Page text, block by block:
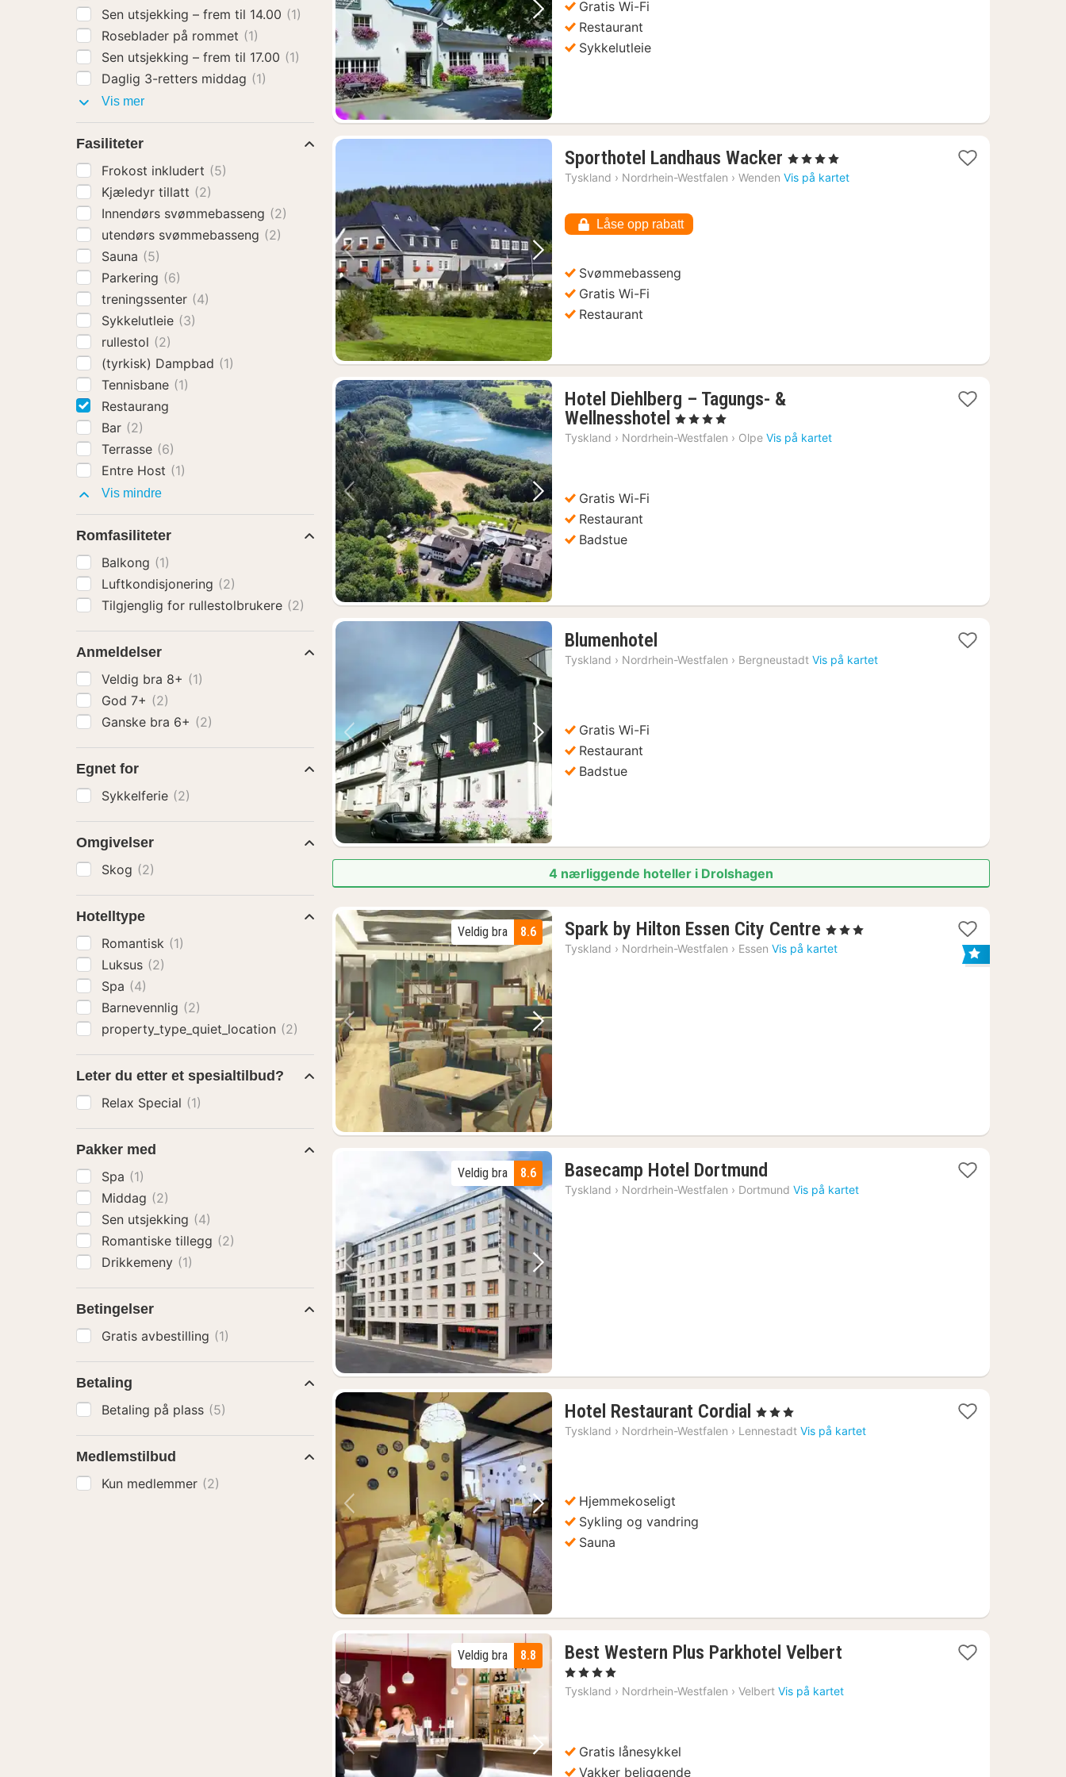
Forrige bilde Neste bilde
Gratis Wi-Fi
Restaurant
Sykkelutleie
Forrige bilde Neste bilde
Sporthotel Landhaus Wacker 1
natt
, 4 Stjerner
Tyskland › Nordrhein-Westfalen › Wenden Vis på kartet
Låse opp rabatt
Svømmebasseng
Gratis Wi-Fi
Restaurant
Forrige bilde Neste bilde
Hotel Diehlberg – Tagungs- &
Wellnesshotel 1
natt
, 4 Stjerner
Tyskland › Nordrhein-Westfalen › Olpe Vis på kartet
Gratis Wi-Fi
Restaurant
Badstue
Forrige bilde Neste bilde
Blumenhotel
natt
Tyskland › Nordrhein-Westfalen › Bergneustadt Vis på kartet
Gratis Wi-Fi
Restaurant
Badstue
4 nærliggende hoteller i Drolshagen
Forrige bilde Neste bilde
8.6
Veldig bra Spark by Hilton Essen City Centre 3
netter
, 3 Stjerner
Tyskland › Nordrhein-Westfalen › Essen Vis på kartet
Forrige bilde Neste bilde
8.6
Veldig bra Basecamp Hotel Dortmund
netter
Tyskland › Nordrhein-Westfalen › Dortmund Vis på kartet
Forrige bilde Neste bilde
Hotel Restaurant Cordial 1
natt
, 3 Stjerner
Tyskland › Nordrhein-Westfalen › Lennestadt Vis på kartet
Hjemmekoseligt
Sykling og vandring
Sauna
Forrige bilde Neste bilde
8.8
Veldig bra Best Western Plus Parkhotel Velbert
fra
, 4 Stjerner
Tyskland › Nordrhein-Westfalen › Velbert Vis på kartet
Gratis lånesykkel
Vakker beliggende
Sen utsjekking – frem til 14.00 (1)
Roseblader på rommet (1)
Sen utsjekking – frem til 17.00 (1)
Daglig 3-retters middag (1)
Vis merHotelltillegg
Fasiliteter
Frokost inkludert (5)
Kjæledyr tillatt (2)
Innendørs svømmebasseng (2)
utendørs svømmebasseng (2)
Sauna (5)
Parkering (6)
treningssenter (4)
Sykkelutleie (3)
rullestol (2)
(tyrkisk) Dampbad (1)
Tennisbane (1)
Restaurang
Bar (2)
Terrasse (6)
Entre Host (1)
Vis mindreFasiliteter
Romfasiliteter
Balkong (1)
Luftkondisjonering (2)
Tilgjenglig for rullestolbrukere (2)
Anmeldelser
Veldig bra 8+ (1)
God 7+ (2)
Ganske bra 6+ (2)
Egnet for
Sykkelferie (2)
Omgivelser
Skog (2)
Hotelltype
Romantisk (1)
Luksus (2)
Spa (4)
Barnevennlig (2)
property_type_quiet_location (2)
Leter du etter et spesialtilbud?
Relax Special (1)
Pakker med
Spa (1)
Middag (2)
Sen utsjekking (4)
Romantiske tillegg (2)
Drikkemeny (1)
Betingelser
Gratis avbestilling (1)
Betaling
Betaling på plass (5)
Medlemstilbud
Kun medlemmer (2)